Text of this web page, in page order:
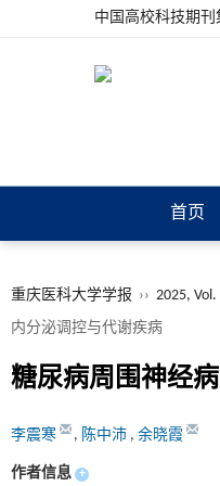
中国高校科技期刊
首页
重庆医科大学学报 ›› 2025, Vol.
内分泌调控与代谢疾病
糖尿病周围神经
李震寒 , 陈中沛 , 余晓霞
作者信息 +